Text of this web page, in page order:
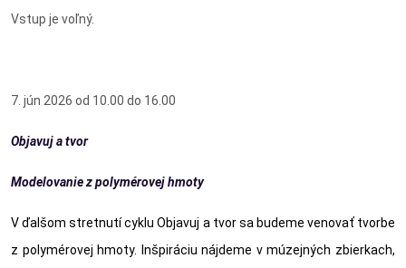
Vstup je voľný.
7. jún 2026 od 10.00 do 16.00
Objavuj a tvor
Modelovanie z polymérovej hmoty
V ďalšom stretnutí cyklu Objavuj a tvor sa budeme venovať tvorbe
z polymérovej hmoty. Inšpiráciu nájdeme v múzejných zbierkach,